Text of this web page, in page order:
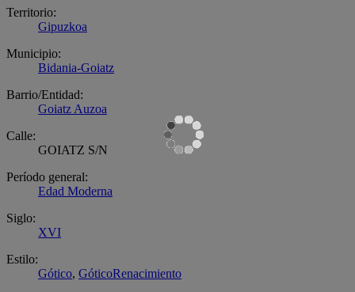
Territorio:
Gipuzkoa
Municipio:
Bidania-Goiatz
Barrio/Entidad:
Goiatz Auzoa
Calle:
GOIATZ S/N
Período general:
Edad Moderna
Siglo:
XVI
Estilo:
Gótico, GóticoRenacimiento